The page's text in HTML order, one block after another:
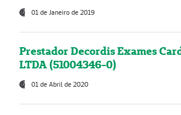
01 de Janeiro de 2019
Prestador Decordis Exames
LTDA (51004346-0)
01 de Abril de 2020